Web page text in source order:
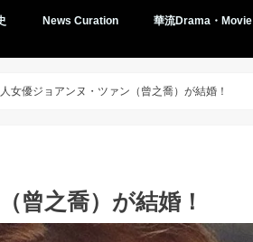
News Curation 華流Drama・Movie
女優ジョアンヌ・ツァン（曾之喬）が結婚！
曾之喬）が結婚！